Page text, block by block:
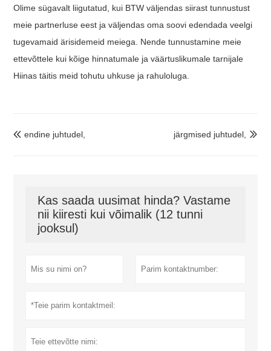
Olime sügavalt liigutatud, kui BTW väljendas siirast tunnustust
meie partnerluse eest ja väljendas oma soovi edendada veelgi
tugevamaid ärisidemeid meiega. Nende tunnustamine meie
ettevõttele kui kõige hinnatumale ja väärtuslikumale tarnijale
Hiinas täitis meid tohutu uhkuse ja rahuloluga.
 endine juhtudel, 
järgmised juhtudel,
Kas saada uusimat hinda? Vastame
nii kiiresti kui võimalik (12 tunni
jooksul)